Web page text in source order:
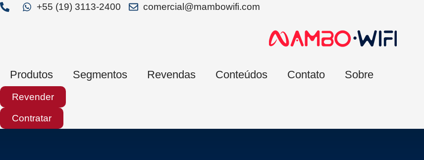
+55 (19) 3113-2400 comercial@mambowifi.com
Produtos Segmentos Revendas Conteúdos Contato Sobre
Revender
Contratar